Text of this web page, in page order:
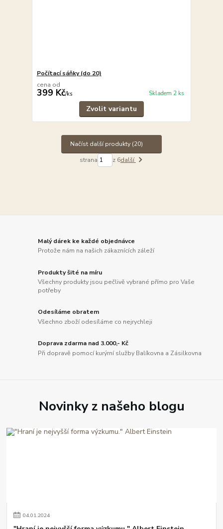
Počítací sáňky (do 20)
cena od
399 Kč/ks Skladem 2 ks
Zvolit variantu
Načíst další produkty (20)
strana z 6další
Malý dárek ke každé objednávce
Protože nám na našich zákaznících záleží
Produkty šité na míru
Všechny produkty jsou pečlivě vybrané přímo pro Vaše
potřeby
Odesíláme obratem
Všechno zboží odesíláme co nejrychleji
Doprava zdarma nad 3.000,- Kč
Při dopravě pomocí kurýrní služby Balíkovna a Zásilkovna
Novinky z našeho blogu
04.01.2024